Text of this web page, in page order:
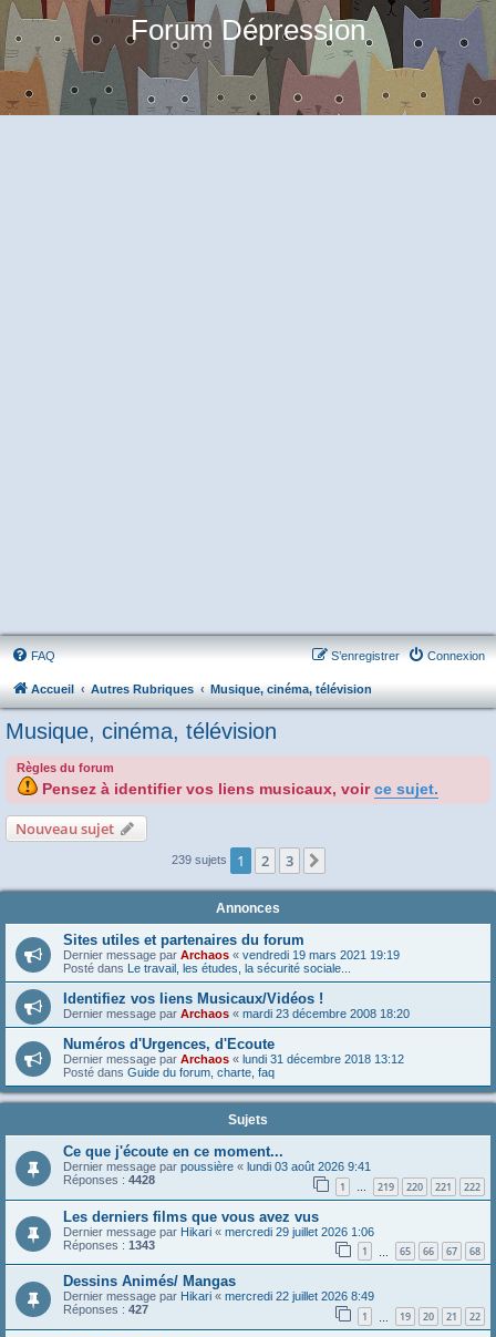
Forum Dépression
FAQ Connexion
S’enregistrer
Accueil Autres Rubriques Musique, cinéma, télévision
Musique, cinéma, télévision
Règles du forum
Pensez à identifier vos liens musicaux, voir ce sujet.
Nouveau sujet
239 sujets 1 2 3
Annonces
Sites utiles et partenaires du forum
Dernier message par Archaos « vendredi 19 mars 2021 19:19
Posté dans Le travail, les études, la sécurité sociale...
Identifiez vos liens Musicaux/Vidéos !
Dernier message par Archaos « mardi 23 décembre 2008 18:20
Numéros d'Urgences, d'Ecoute
Dernier message par Archaos « lundi 31 décembre 2018 13:12
Posté dans Guide du forum, charte, faq
Sujets
Ce que j'écoute en ce moment...
Dernier message par poussière « lundi 03 août 2026 9:41
Réponses : 4428 1 … 219 220 221 222
Les derniers films que vous avez vus
Dernier message par Hikari « mercredi 29 juillet 2026 1:06
Réponses : 1343 1 65 66 67 68
Dessins Animés/ Mangas
Dernier message par Hikari « mercredi 22 juillet 2026 8:49
Réponses : 427 1 19 20 21 22